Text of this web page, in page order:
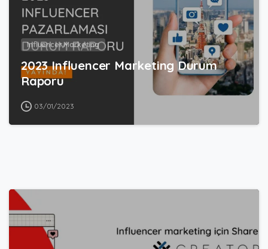
Influencer Marketing
2023 Influencer Marketing Durum
Raporu
03/01/2023